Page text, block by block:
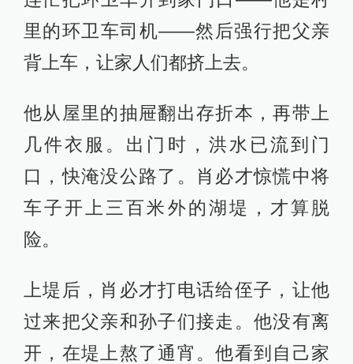
里的环卫车司机——然后强行把父亲
背上车，让家人们都挤上去。
他从屋里的抽屉翻出存折本，再带上
几件衣服。出门时，洪水已流到门
口，快淹没公路了。肖必才惊慌中将
车子开上三百米外的湖堤，才算脱
险。
上堤后，肖必才打电话给侄子，让他
过来把父亲和孙子们接走。他没有离
开，在堤上熬了通宵。他看到自己家